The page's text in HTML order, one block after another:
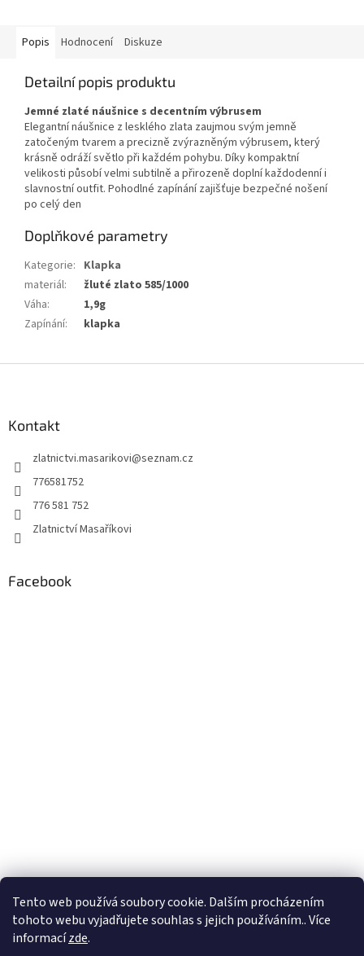
Tento web používá soubory cookie. Dalším procházením
tohoto webu vyjadřujete souhlas s jejich používáním.. Více
informacízde.
Popis Hodnocení Diskuze
Detailní popis produktu
Jemné zlaté náušnice s decentním výbrusem
Elegantní náušnice z lesklého zlata zaujmou svým jemně
zatočeným tvarem a precizně zvýrazněným výbrusem, který
krásně odráží světlo při každém pohybu. Díky kompaktní
velikosti působí velmi subtilně a přirozeně doplní každodenní i
slavnostní outfit. Pohodlné zapínání zajišťuje bezpečné nošení
po celý den
Doplňkové parametry
Kategorie: Klapka
materiál:
žluté zlato 585/1000
Váha:
1,9g
Zapínání: klapka
Kontakt
zlatnictvi.masarikovi@seznam.cz
776581752
776 581 752
Zlatnictví Masaříkovi
Facebook